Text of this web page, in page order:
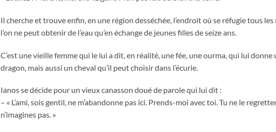
Il cherche et trouve enfin, en une région desséchée, l’endroit où se réfugie tous les
l’on ne peut obtenir de l’eau qu’en échange de jeunes filles de seize ans.
C’est une vieille femme qui le lui a dit, en réalité, une fée, une ourma, qui lui
dragon, mais aussi un cheval qu’il peut choisir dans l’écurie.
Ianos se décide pour un vieux canasson doué de parole qui lui dit :
– « L’ami, sois gentil, ne m’abandonne pas ici. Prends-moi avec toi. Tu ne le
n’imagines pas. »